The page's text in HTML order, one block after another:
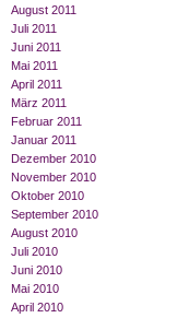
August 2011
Juli 2011
Juni 2011
Mai 2011
April 2011
März 2011
Februar 2011
Januar 2011
Dezember 2010
November 2010
Oktober 2010
September 2010
August 2010
Juli 2010
Juni 2010
Mai 2010
April 2010